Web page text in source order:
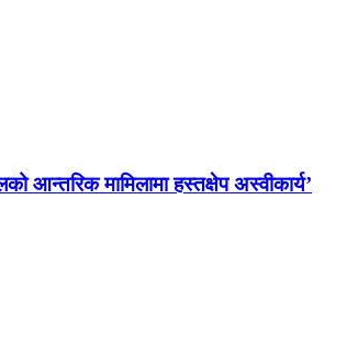
आन्तरिक मामिलामा हस्तक्षेप अस्वीकार्य’